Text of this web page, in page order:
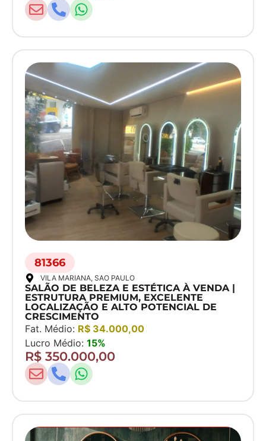
81366
VILA MARIANA, SAO PAULO
SALÃO DE BELEZA E ESTÉTICA À VENDA |
ESTRUTURA PREMIUM, EXCELENTE
LOCALIZAÇÃO E ALTO POTENCIAL DE
CRESCIMENTO
Fat. Médio: R$ 34.000,00
Lucro Médio: 15%
R$ 350.000,00